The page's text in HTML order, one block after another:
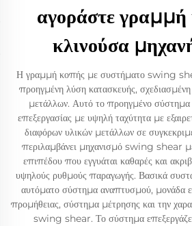
αγοράστε
κλινούσα
Η γραμμή κοπής με συστήματο swing
προηγμένη λύση κατασκευής, σχεδιασμένη
μετάλλων. Αυτό το προηγμένο σύστημα
επεξεργασίας με υψηλή ταχύτητα με
διαφόρων υλικών μετάλλων σε
περιλαμβάνει μηχανισμό swing shear με
επιπέδου που εγγυάται καθαρές και
υψηλούς ρυθμούς παραγωγής. Βασικά
αυτόματο σύστημα αναπτυσμού, μονάδα
προμήθειας, σύστημα μέτρησης και την
swing shear. Το σύστημα